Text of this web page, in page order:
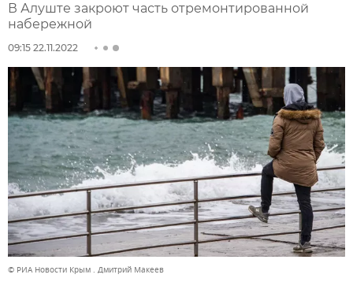
В Алуште закроют часть отремонтированной
набережной
09:15 22.11.2022
© РИА Новости Крым . Дмитрий Макеев